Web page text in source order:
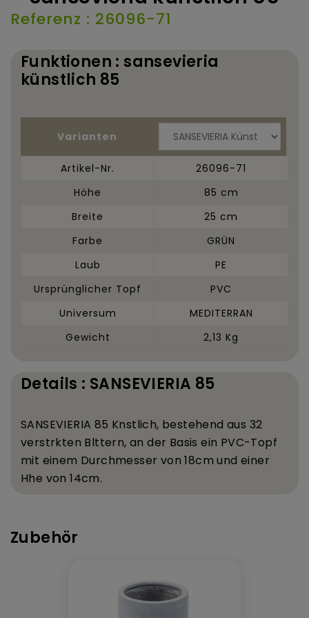
Referenz : 26096-71
Funktionen : sansevieria
künstlich 85
Varianten
Artikel-Nr.
26096-71
Höhe
85 cm
Breite
25 cm
Farbe
GRÜN
Laub
PE
Ursprünglicher Topf
PVC
Universum
MEDITERRAN
Gewicht
2,13 Kg
Details : SANSEVIERIA 85
SANSEVIERIA 85 Knstlich, bestehend aus 32
verstrkten Blttern, an der Basis ein PVC-Topf
mit einem Durchmesser von 18cm und einer
Hhe von 14cm.
Zubehör